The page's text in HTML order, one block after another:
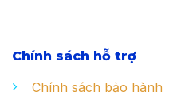
Chính sách hỗ trợ
Chính sách bảo hành